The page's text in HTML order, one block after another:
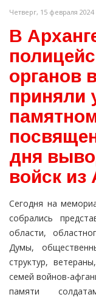
Четверг, 15 февраля 2024
В
органов
приняли
дня
войск из
Сегодня на
собрались
области,
Думы,
структур,
семей войнов-
памяти